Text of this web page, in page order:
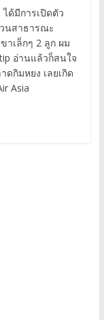
ด้มีการเปิดตัว
นสาธารณะ
าเล็กๆ 2 ลูก ผม
อ่านแล้วก็สนใจ
กิมหยง เลยเกิด
Asia